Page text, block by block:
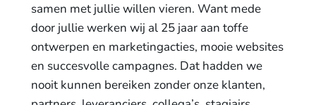
samen met jullie willen vieren. Want mede
door jullie werken wij al 25 jaar aan toffe
ontwerpen en marketingacties, mooie websites
en succesvolle campagnes. Dat hadden we
nooit kunnen bereiken zonder onze klanten,